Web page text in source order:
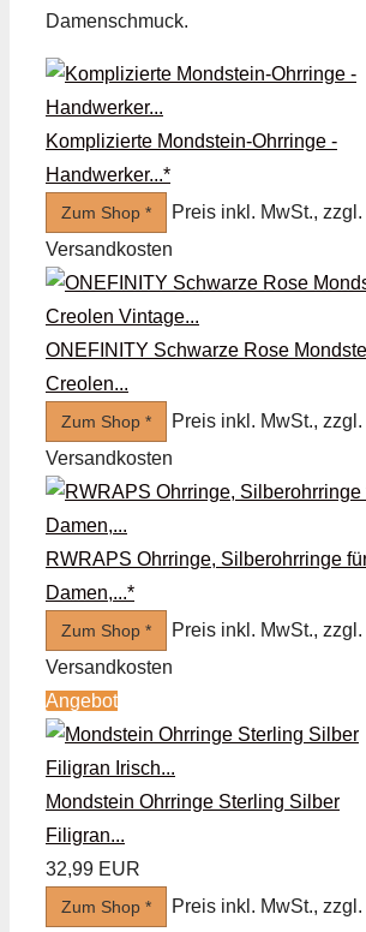
Damenschmuck.
Komplizierte Mondstein-Ohrringe -
Handwerker...*
Zum Shop *
Preis inkl. MwSt., zzgl.
Versandkosten
ONEFINITY Schwarze Rose
Creolen...
Zum Shop *
Preis inkl. MwSt., zzgl.
Versandkosten
RWRAPS Ohrringe, Silberohrringe
Damen,...*
Zum Shop *
Preis inkl. MwSt., zzgl.
Versandkosten
Angebot
Mondstein Ohrringe Sterling Silber
Filigran...
32,99 EUR
Zum Shop *
Preis inkl. MwSt., zzgl.